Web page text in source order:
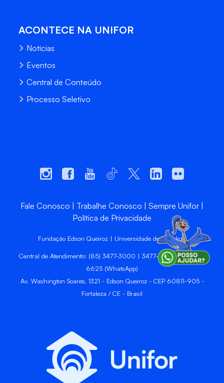
ACONTECE NA UNIFOR
Notícias
Eventos
Central de Conteúdo
Processo Seletivo
Fale Conosco Trabalhe Conosco
Sempre Unifor
Política de Privacidade
Fundação Edson Queiroz | Universidade de Fortaleza
Central de Atendimento: (85) 3477-3000 | 3477-3400 | 99246-
6625 (WhatsApp)
Av. Washington Soares, 1321 - Edson Queiroz - CEP 60811-905 -
Fortaleza / CE - Brasil